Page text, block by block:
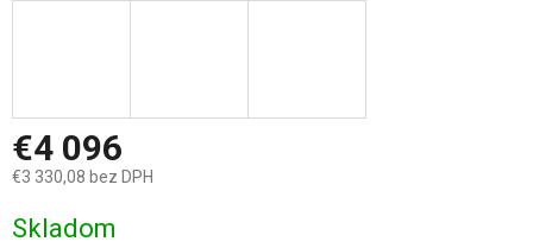
€4 096
€3 330,08 bez DPH
cena:
Skladom